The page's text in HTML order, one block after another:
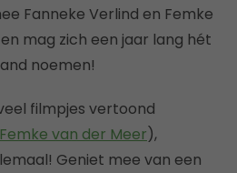
Fanneke Verlind en Femke
mag zich een jaar lang hét
noemen!
filmpjes vertoond
Femke van der Meer),
Geniet mee van een